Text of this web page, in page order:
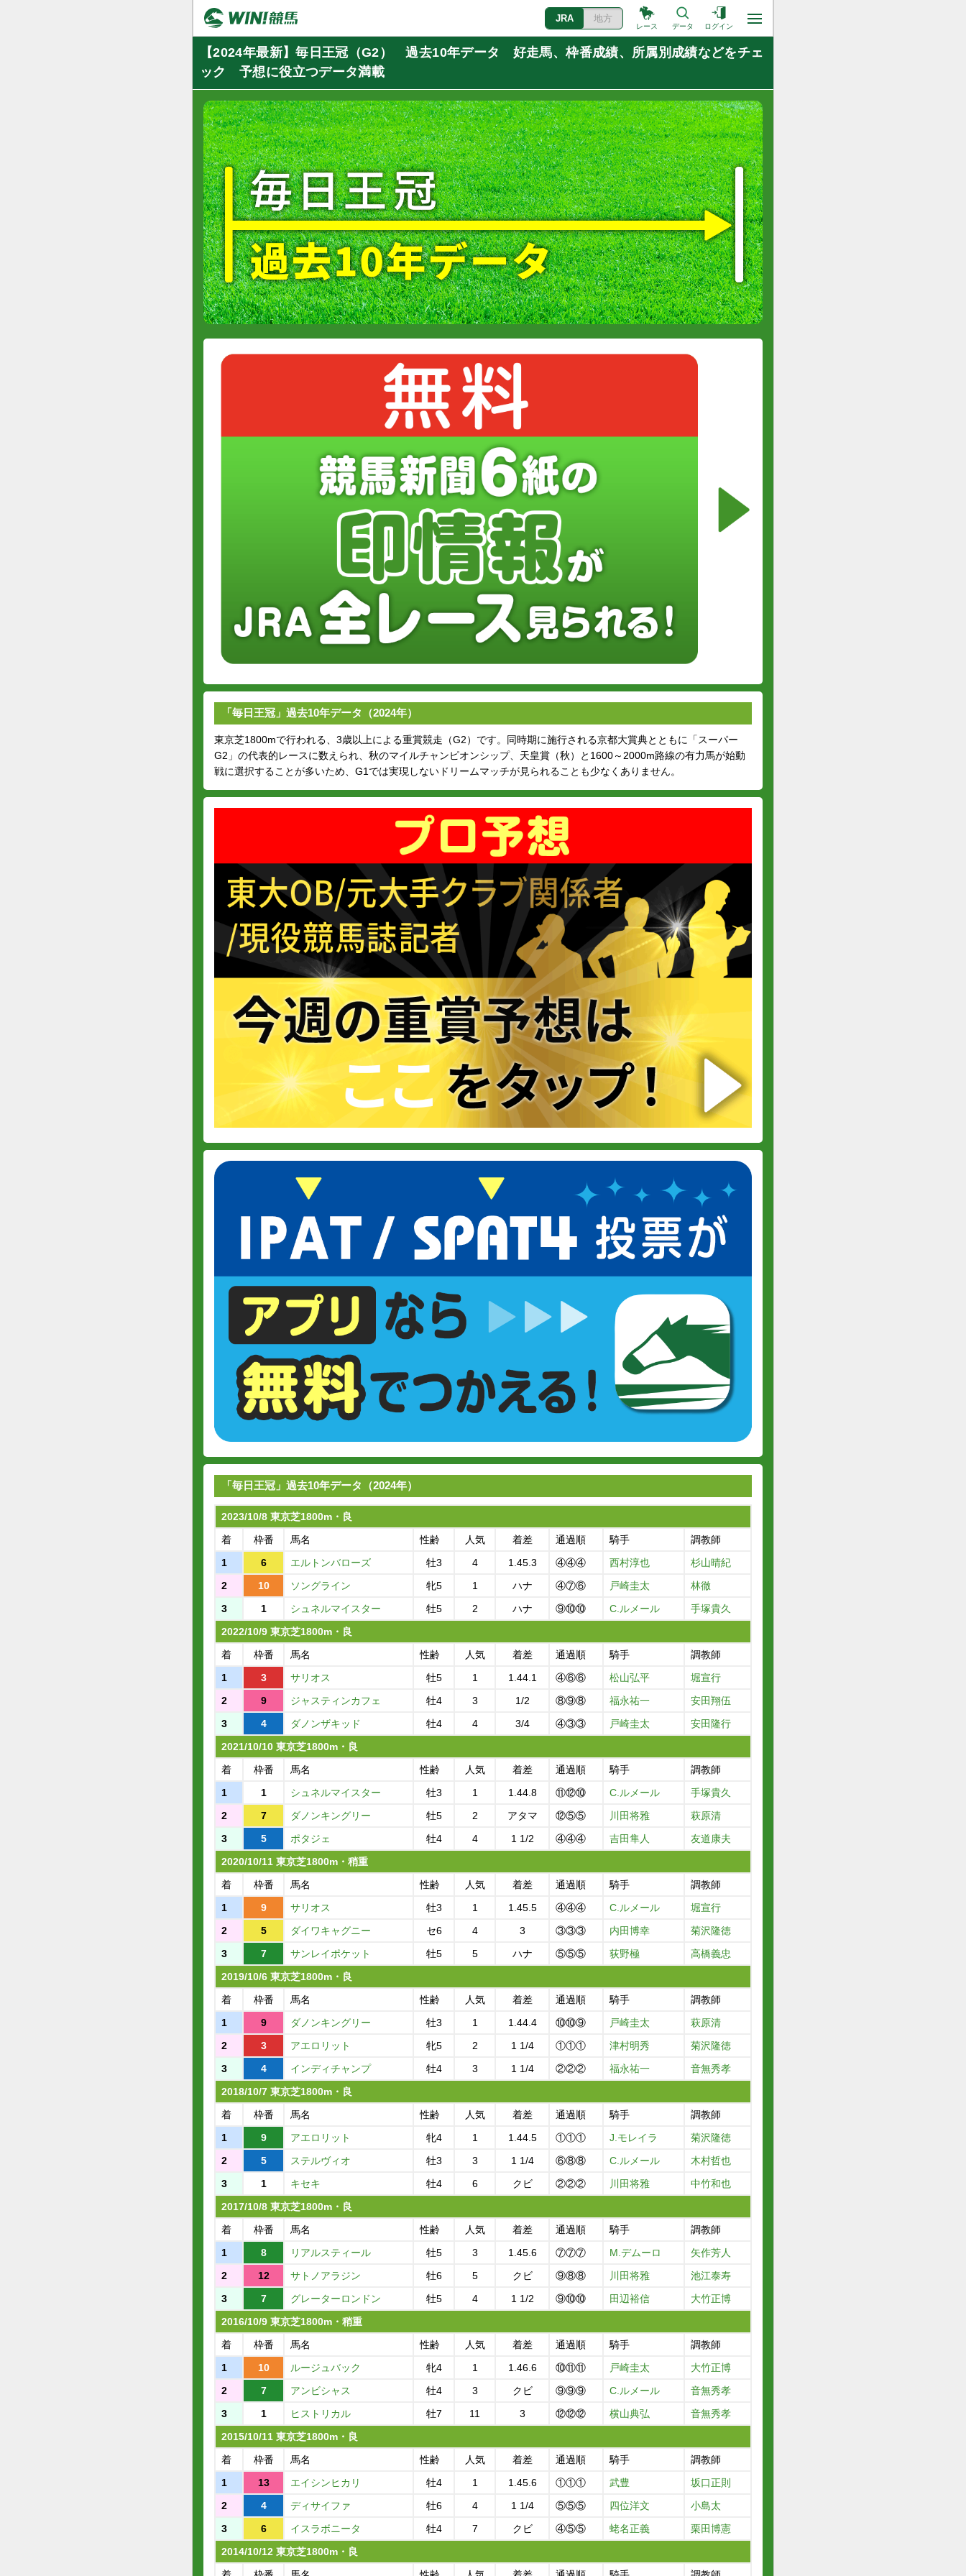
JRA 地方
レース データ ログイン
【2024年最新】毎日王冠（G2） 過去10年データ 好走馬、枠番成績、所属別成績などをチェ
ック 予想に役立つデータ満載
「毎日王冠」過去10年データ（2024年）
東京芝1800mで行われる、3歳以上による重賞競走（G2）です。同時期に施行される京都大賞典とともに「スーパー
G2」の代表的レースに数えられ、秋のマイルチャンピオンシップ、天皇賞（秋）と1600～2000m路線の有力馬が始動
戦に選択することが多いため、G1では実現しないドリームマッチが見られることも少なくありません。
「毎日王冠」過去10年データ（2024年）
2023/10/8 東京芝1800m・良
着
枠番 馬名 性齢 人気 着差 通過順 騎手
調教師
1
6 エルトンバローズ 牡3 4 1.45.3 ④④④ 西村淳也
杉山晴紀
2
10 ソングライン 牝5 1 ハナ ④⑦⑥ 戸崎圭太
林徹
3
1 シュネルマイスター 牡5 2 ハナ ⑨⑩⑩ C.ルメール
手塚貴久
2022/10/9 東京芝1800m・良
着
枠番 馬名 性齢 人気 着差 通過順 騎手
調教師
1
3 サリオス 牡5 1 1.44.1 ④⑥⑥ 松山弘平
堀宣行
2
9 ジャスティンカフェ 牡4 3 1/2 ⑧⑨⑧ 福永祐一
安田翔伍
3
4 ダノンザキッド 牡4 4 3/4 ④③③ 戸崎圭太
安田隆行
2021/10/10 東京芝1800m・良
着
枠番 馬名 性齢 人気 着差 通過順 騎手
調教師
1
1 シュネルマイスター 牡3 1 1.44.8 ⑪⑫⑩ C.ルメール
手塚貴久
2
7 ダノンキングリー 牡5 2 アタマ ⑫⑤⑤ 川田将雅
萩原清
3
5 ポタジェ 牡4 4 1 1/2 ④④④ 吉田隼人
友道康夫
2020/10/11 東京芝1800m・稍重
着
枠番 馬名 性齢 人気 着差 通過順 騎手
調教師
1
9 サリオス 牡3 1 1.45.5 ④④④ C.ルメール
堀宣行
2
5 ダイワキャグニー セ6 4 3 ③③③ 内田博幸
菊沢隆徳
3
7 サンレイポケット 牡5 5 ハナ ⑤⑤⑤ 荻野極
高橋義忠
2019/10/6 東京芝1800m・良
着
枠番 馬名 性齢 人気 着差 通過順 騎手
調教師
1
9 ダノンキングリー 牡3 1 1.44.4 ⑩⑩⑨ 戸崎圭太
萩原清
2
3 アエロリット 牝5 2 1 1/4 ①①① 津村明秀
菊沢隆徳
3
4 インディチャンプ 牡4 3 1 1/4 ②②② 福永祐一
音無秀孝
2018/10/7 東京芝1800m・良
着
枠番 馬名 性齢 人気 着差 通過順 騎手
調教師
1
9 アエロリット 牝4 1 1.44.5 ①①① J.モレイラ
菊沢隆徳
2
5 ステルヴィオ 牡3 3 1 1/4 ⑥⑧⑧ C.ルメール
木村哲也
3
1 キセキ 牡4 6 クビ ②②② 川田将雅
中竹和也
2017/10/8 東京芝1800m・良
着
枠番 馬名 性齢 人気 着差 通過順 騎手
調教師
1
8 リアルスティール 牡5 3 1.45.6 ⑦⑦⑦ M.デムーロ
矢作芳人
2
12 サトノアラジン 牡6 5 クビ ⑨⑧⑧ 川田将雅
池江泰寿
3
7 グレーターロンドン 牡5 4 1 1/2 ⑨⑩⑩ 田辺裕信
大竹正博
2016/10/9 東京芝1800m・稍重
着
枠番 馬名 性齢 人気 着差 通過順 騎手
調教師
1
10 ルージュバック 牝4 1 1.46.6 ⑩⑪⑪ 戸崎圭太
大竹正博
2
7 アンビシャス 牡4 3 クビ ⑨⑨⑨ C.ルメール
音無秀孝
3
1 ヒストリカル 牡7 11 3 ⑫⑫⑫ 横山典弘
音無秀孝
2015/10/11 東京芝1800m・良
着
枠番 馬名 性齢 人気 着差 通過順 騎手
調教師
1
13 エイシンヒカリ 牡4 1 1.45.6 ①①① 武豊
坂口正則
2
4 ディサイファ 牡6 4 1 1/4 ⑤⑤⑤ 四位洋文
小島太
3
6 イスラボニータ 牡4 7 クビ ④⑤⑤ 蛯名正義
栗田博憲
2014/10/12 東京芝1800m・良